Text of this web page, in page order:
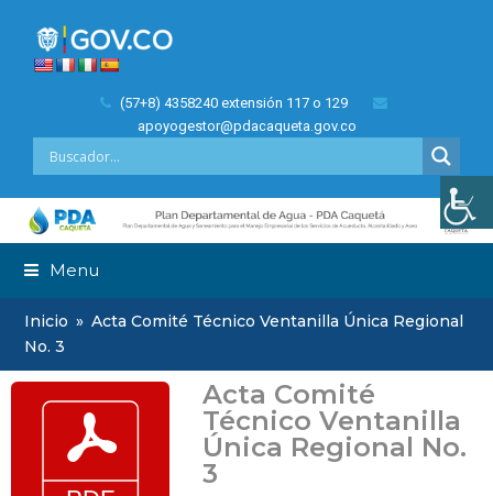
(57+8) 4358240 extensión 117 o 129
apoyogestor@pdacaqueta.gov.co
Menu
Inicio » Acta Comité Técnico Ventanilla Única Regional
No. 3
Acta Comité
Técnico Ventanilla
Única Regional No.
3